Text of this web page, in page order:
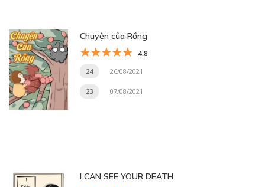
Chuyện của Rồng
4.8
24 26/08/2021
23 07/08/2021
I CAN SEE YOUR DEATH